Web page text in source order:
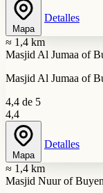
Mapa
Detalles
≈ 1,4 km
Masjid Al Jumaa of
Masjid Al Jumaa of
4,4 de 5
4,4
Mapa
Detalles
≈ 1,4 km
Masjid Nuur of